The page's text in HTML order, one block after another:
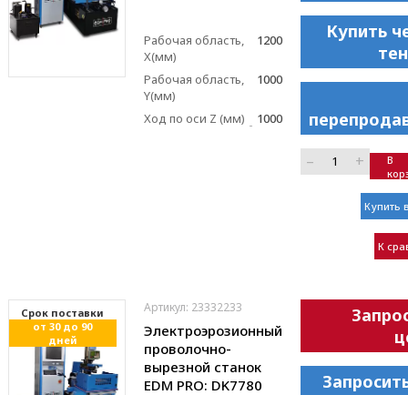
Рабочая область,
X(мм)
1200
Рабочая область,
Y(мм)
1000
Ход по оси Z (мм) 1000
Купить
– +
В
Купить
К
Cрок поставки
от 30 до 90
дней
Артикул: 23332233
Электроэрозионный
проволочно-
вырезной станок
EDM PRO: DK7780